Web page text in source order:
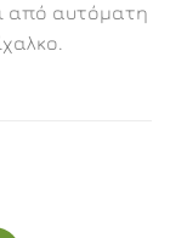
από αυτόματη